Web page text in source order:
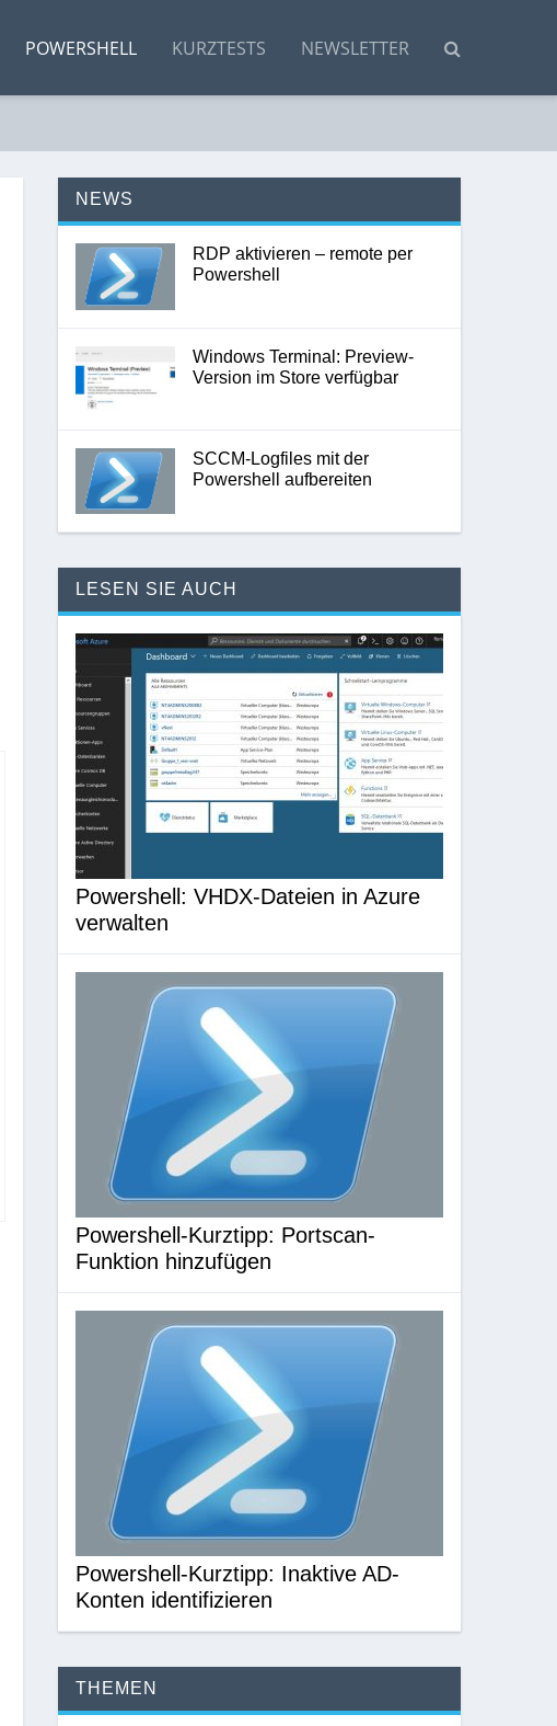
POWERSHELL KURZTESTS NEWSLETTER
NEWS
RDP aktivieren – remote per
Powershell
Windows Terminal: Preview-
Version im Store verfügbar
SCCM-Logfiles mit der
Powershell aufbereiten
LESEN SIE AUCH
Powershell: VHDX-Dateien in Azure
verwalten
Powershell-Kurztipp: Portscan-
Funktion hinzufügen
Powershell-Kurztipp: Inaktive AD-
Konten identifizieren
THEMEN